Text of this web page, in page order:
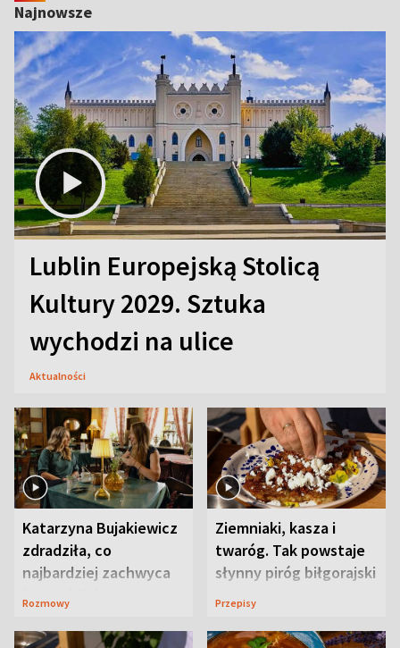
Najnowsze
Lublin Europejską Stolicą
Kultury 2029. Sztuka
wychodzi na ulice
Aktualności
Katarzyna Bujakiewicz
zdradziła, co
najbardziej zachwyca
ją w Lublinie
Rozmowy
Ziemniaki, kasza i
twaróg. Tak powstaje
słynny piróg biłgorajski
Przepisy